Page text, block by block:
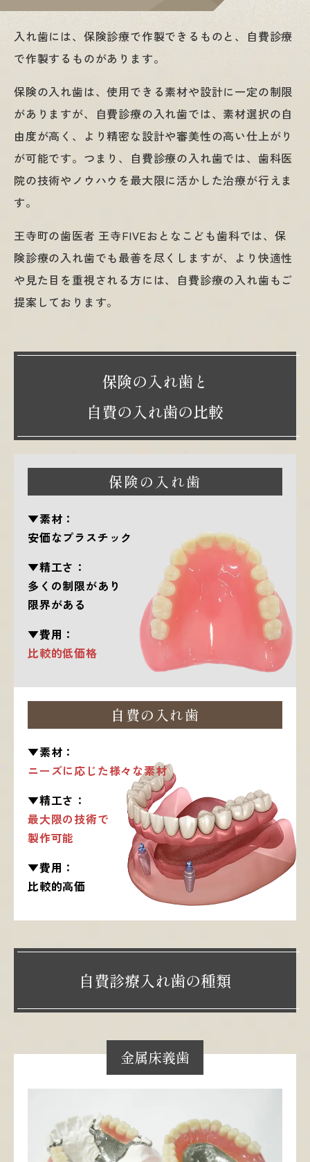
入れ歯には、保険診療で作製できるものと、自費診療
で作製するものがあります。
保険の入れ歯は、使用できる素材や設計に一定の制限
がありますが、自費診療の入れ歯では、素材選択の自
由度が高く、より精密な設計や審美性の高い仕上がり
が可能です。つまり、自費診療の入れ歯では、歯科医
院の技術やノウハウを最大限に活かした治療が行えま
す。
王寺町の歯医者 王寺FIVEおとなこども歯科では、保
険診療の入れ歯でも最善を尽くしますが、より快適性
や見た目を重視される方には、自費診療の入れ歯もご
提案しております。
保険の入れ歯と
自費の入れ歯の比較
保険の入れ歯
▼素材：
安価なプラスチック
▼精工さ：
多くの制限があり
限界がある
▼費用：
比較的低価格
自費の入れ歯
▼素材：
ニーズに応じた様々な素材
▼精工さ：
最大限の技術で
製作可能
▼費用：
比較的高価
自費診療入れ歯の種類
金属床義歯